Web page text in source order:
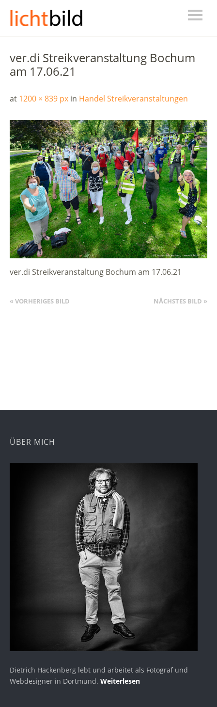
ver.di Streikveranstaltung Bochum
am 17.06.21
at 1200 × 839 px in Handel Streikveranstaltungen
ver.di Streikveranstaltung Bochum am 17.06.21
« VORHERIGES BILD NÄCHSTES BILD »
ÜBER MICH
Dietrich Hackenberg lebt und arbeitet als Fotograf und
Webdesigner in Dortmund. Weiterlesen